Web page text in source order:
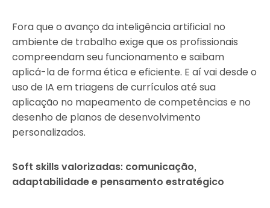
Fora que o avanço da inteligência artificial no
ambiente de trabalho exige que os profissionais
compreendam seu funcionamento e saibam
aplicá-la de forma ética e eficiente. E aí vai desde o
uso de IA em triagens de currículos até sua
aplicação no mapeamento de competências e no
desenho de planos de desenvolvimento
personalizados.
Soft skills valorizadas: comunicação,
adaptabilidade e pensamento estratégico